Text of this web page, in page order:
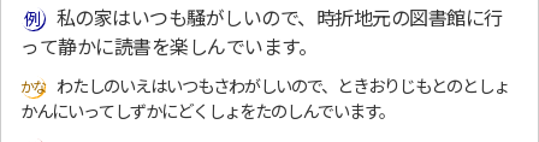
私の家はいつも騒がしいので、時折地元の図書館に行
って静かに読書を楽しんでいます。
わたしのいえはいつもさわがしいので、ときおりじもとのとしょ
かんにいってしずかにどくしょをたのしんでいます。